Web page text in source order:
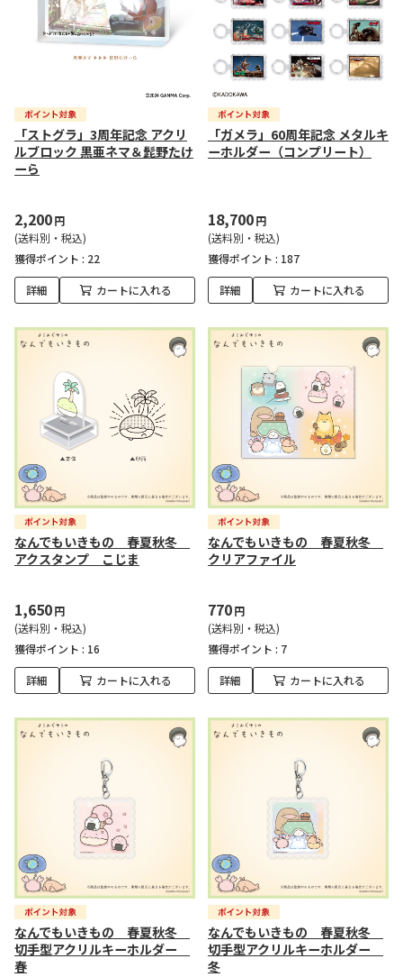
「ストグラ」3周年記念 アクリ
ルブロック 黒亜ネマ＆髭野たけ
ーら
2,200円
(送料別・税込)
獲得ポイント : 22
詳細 カートに入れる
「ガメラ」60周年記念 メタルキ
ーホルダー（コンプリート）
18,700円
(送料別・税込)
獲得ポイント : 187
詳細 カートに入れる
なんでもいきもの 春夏秋冬
アクスタンプ こじま
1,650円
(送料別・税込)
獲得ポイント : 16
詳細 カートに入れる
なんでもいきもの 春夏秋冬
クリアファイル
770円
(送料別・税込)
獲得ポイント : 7
詳細 カートに入れる
なんでもいきもの 春夏秋冬
切手型アクリルキーホルダー
春
なんでもいきもの 春夏秋冬
切手型アクリルキーホルダー
冬